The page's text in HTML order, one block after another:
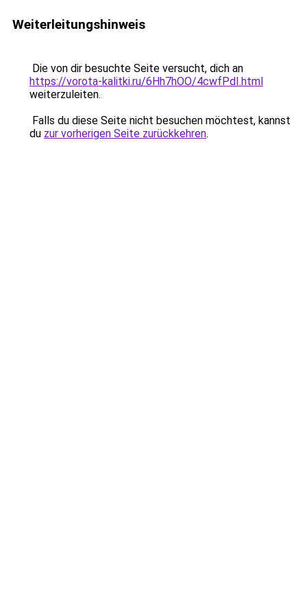
Weiterleitungshinweis
Die von dir besuchte Seite versucht, dich an
https://vorota-kalitki.ru/6Hh7hOO/4cwfPdI.html
weiterzuleiten.
Falls du diese Seite nicht besuchen möchtest, kannst
du zur vorherigen Seite zurückkehren.